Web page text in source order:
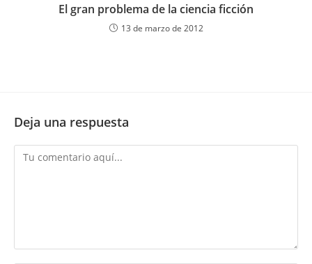
El gran problema de la ciencia ficción
13 de marzo de 2012
Deja una respuesta
Comentario